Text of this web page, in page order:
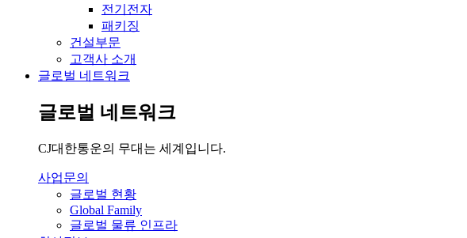
전기전자
패키징
건설부문
고객사 소개
글로벌 네트워크
글로벌 네트워크
CJ대한통운의 무대는 세계입니다.
사업문의
글로벌 현황
Global Family
글로벌 물류 인프라